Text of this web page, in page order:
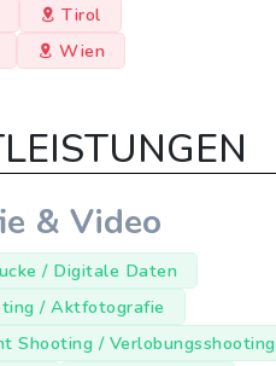
Tirol
Wien
& Video
/ Digitale Daten
/ Aktfotografie
Shooting / Verlobungsshooting